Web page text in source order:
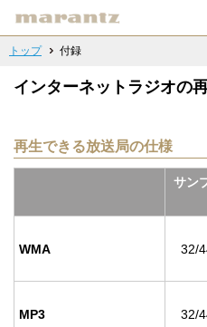
トップ 付録
インターネットラジオの
再生できる放送局の仕様
サン
WMA 32/
MP3 32/